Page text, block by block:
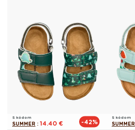
S kódom
SUMMER : 14.40 € -42%
S kódom
SUMMER